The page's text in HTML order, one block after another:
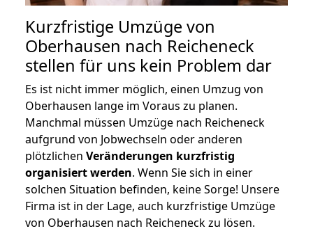
Kurzfristige Umzüge von
Oberhausen nach Reicheneck
stellen für uns kein Problem dar
Es ist nicht immer möglich, einen Umzug von
Oberhausen lange im Voraus zu planen.
Manchmal müssen Umzüge nach Reicheneck
aufgrund von Jobwechseln oder anderen
plötzlichen Veränderungen kurzfristig
organisiert werden. Wenn Sie sich in einer
solchen Situation befinden, keine Sorge! Unsere
Firma ist in der Lage, auch kurzfristige Umzüge
von Oberhausen nach Reicheneck zu lösen.